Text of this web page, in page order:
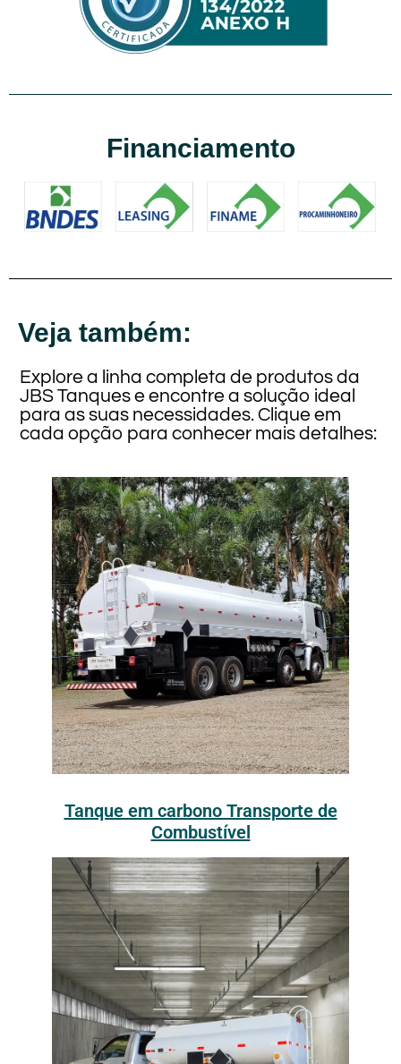
Financiamento
Veja também:
Explore a linha completa de produtos da
JBS Tanques e encontre a solução ideal
para as suas necessidades. Clique em
cada opção para conhecer mais detalhes:
Tanque em carbono Transporte de
Combustível